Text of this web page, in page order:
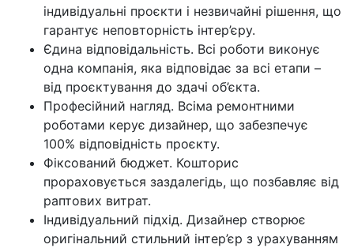
індивідуальні проєкти і незвичайні рішення, що
гарантує неповторність інтер’єру.
Єдина відповідальність. Всі роботи виконує
одна компанія, яка відповідає за всі етапи –
від проєктування до здачі об’єкта.
Професійний нагляд. Всіма ремонтними
роботами керує дизайнер, що забезпечує
100% відповідність проєкту.
Фіксований бюджет. Кошторис
прораховується заздалегідь, що позбавляє від
раптових витрат.
Індивідуальний підхід. Дизайнер створює
оригінальний стильний інтер’єр з урахуванням